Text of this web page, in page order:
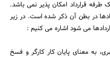
طرفه قرارداد امکان پذیر نمی باشد.
در بطن آن ذکر شده است. در زیر
می شود اشاره می کنیم :
به معنای پایان کار کارگر و فسخ